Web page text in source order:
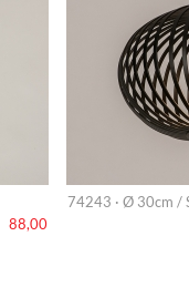
88,00
74243 · Ø 30cm /